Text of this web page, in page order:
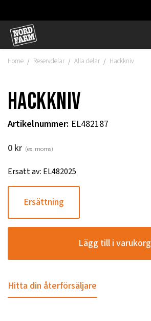
Hoppa
innehåll
Home / Reservdelar / Alla delar / Hackkniv
Hackkniv
Artikelnummer: EL482187
0 kr (ex. moms)
Ersatt av: EL482025
Ersättning
Lägg till i varukorg
Hitta din återförsäljare